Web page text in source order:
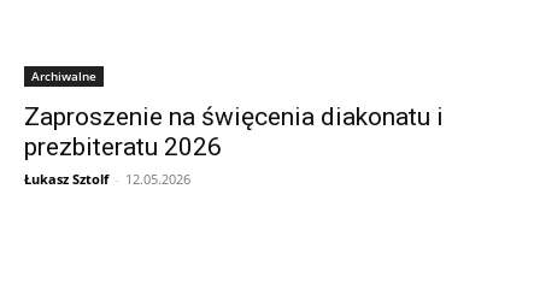
Archiwalne
Zaproszenie na święcenia diakonatu i
prezbiteratu 2026
Łukasz Sztolf - 12.05.2026